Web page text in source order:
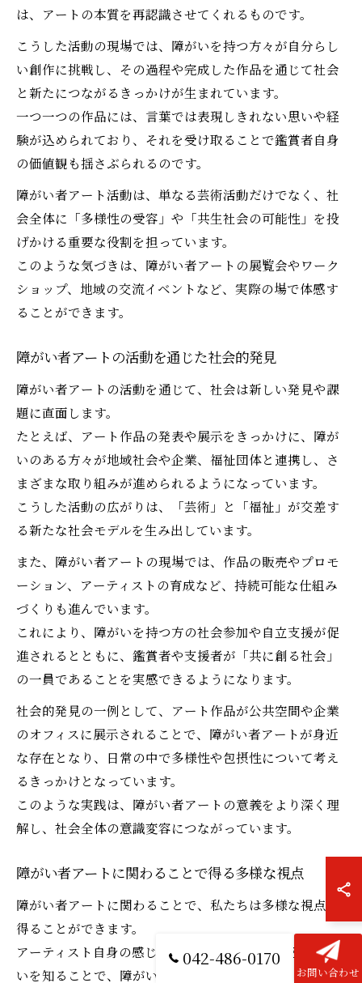
は、アートの本質を再認識させてくれるものです。
こうした活動の現場では、障がいを持つ方々が自分らし
い創作に挑戦し、その過程や完成した作品を通じて社会
と新たにつながるきっかけが生まれています。
一つ一つの作品には、言葉では表現しきれない思いや経
験が込められており、それを受け取ることで鑑賞者自身
の価値観も揺さぶられるのです。
障がい者アート活動は、単なる芸術活動だけでなく、社
会全体に「多様性の受容」や「共生社会の可能性」を投
げかける重要な役割を担っています。
このような気づきは、障がい者アートの展覧会やワーク
ショップ、地域の交流イベントなど、実際の場で体感す
ることができます。
障がい者アートの活動を通じた社会的発見
障がい者アートの活動を通じて、社会は新しい発見や課
題に直面します。
たとえば、アート作品の発表や展示をきっかけに、障が
いのある方々が地域社会や企業、福祉団体と連携し、さ
まざまな取り組みが進められるようになっています。
こうした活動の広がりは、「芸術」と「福祉」が交差す
る新たな社会モデルを生み出しています。
また、障がい者アートの現場では、作品の販売やプロモ
ーション、アーティストの育成など、持続可能な仕組み
づくりも進んでいます。
これにより、障がいを持つ方の社会参加や自立支援が促
進されるとともに、鑑賞者や支援者が「共に創る社会」
の一員であることを実感できるようになります。
社会的発見の一例として、アート作品が公共空間や企業
のオフィスに展示されることで、障がい者アートが身近
な存在となり、日常の中で多様性や包摂性について考え
るきっかけとなっています。
このような実践は、障がい者アートの意義をより深く理
解し、社会全体の意識変容につながっています。
障がい者アートに関わることで得る多様な視点
障がい者アートに関わることで、私たちは多様な視点を
得ることができます。
アーティスト自身の感じ方や表現方法、作品に込めた想
いを知ることで、障がいのあるなしに関わらず「人間ら
042-486-0170
お問い合わせ